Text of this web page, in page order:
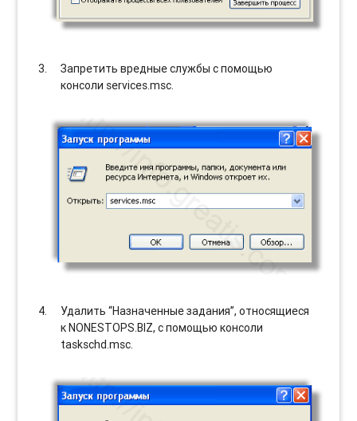
Запретить вредные службы с помощью
консоли services.msc.
Удалить “Назначенные задания”, относящиеся
к NONESTOPS.BIZ, с помощью консоли
taskschd.msc.